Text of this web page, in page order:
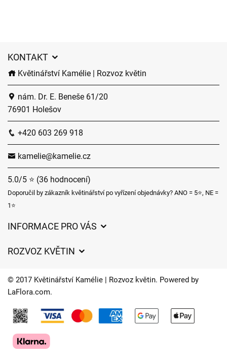
KONTAKT
Květinářství Kamélie | Rozvoz květin
nám. Dr. E. Beneše 61/20
76901 Holešov
+420 603 269 918
kamelie@kamelie.cz
5.0/5 ⭐ (36 hodnocení)
Doporučil by zákazník květinářství po vyřízení objednávky? ANO = 5⭐, NE =
1⭐
INFORMACE PRO VÁS
Často kladené dotazy
O nás
Časy doručení květin – přehled možností
ROZVOZ KVĚTIN
Kam doručujeme květiny
Kontakt
© 2017 Květinářství Kamélie | Rozvoz květin. Powered by
LaFlora.com.